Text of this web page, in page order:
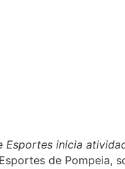
Esportes inicia
de